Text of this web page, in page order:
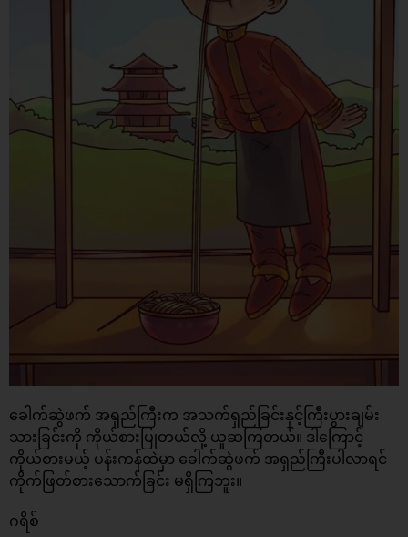
ခေါက်ဆွဲဖက် အရှည်ကြီးက အသက်ရှည်ခြင်းနှင့်ကြီးပွားချမ်း
သားခြင်းကို ကိုယ်စားပြုတယ်လို့ ယူဆကြတယ်။ ဒါကြောင့်
ကိုယ်စားမယ့် ပန်းကန်ထဲမှာ ခေါက်ဆွဲဖက် အရှည်ကြီးပါလာရင်
ကိုက်ဖြတ်စားသောက်ခြင်း မရှိကြဘူး။
ဂရိစ်